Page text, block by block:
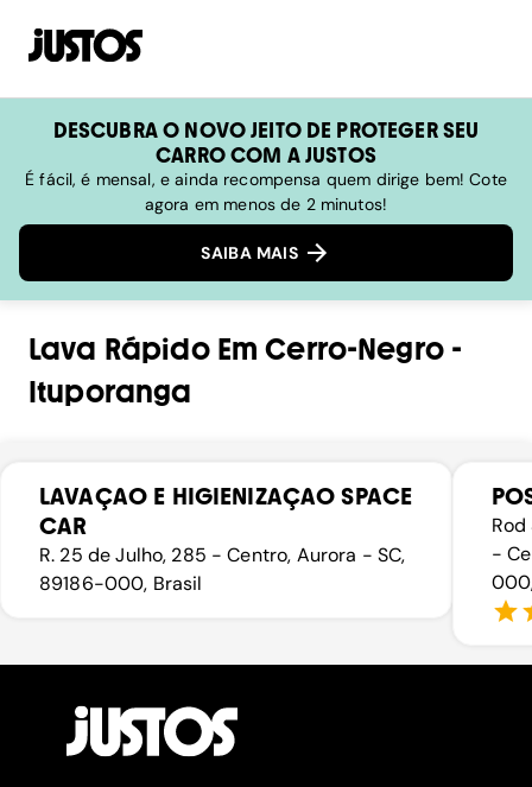
DESCUBRA O NOVO JEITO DE PROTEGER SEU
CARRO COM A JUSTOS
É fácil, é mensal, e ainda recompensa quem dirige bem! Cote
agora em menos de 2 minutos!
SAIBA MAIS
Lava RápidoEmCerro-Negro-
Ituporanga
LAVAÇAO E HIGIENIZAÇAO SPACE
CAR
R. 25 de Julho, 285 - Centro, Aurora - SC,
89186-000, Brasil
-